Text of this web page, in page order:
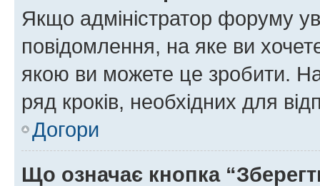
Якщо адміністратор форуму
повідомлення, на яке ви
якою ви можете це зробити.
ряд кроків, необхідних для
Догори
Що означає кнопка